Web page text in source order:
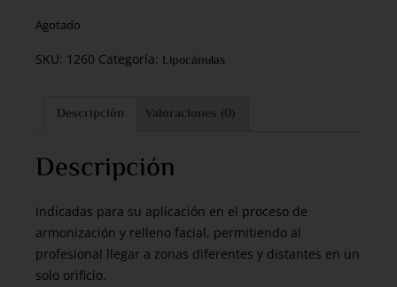
Agotado
SKU: 1260 Categoría: Lipocánulas
Descripción Valoraciones (0)
Descripción
Indicadas para su aplicación en el proceso de
armonización y relleno facial, permitiendo al
profesional llegar a zonas diferentes y distantes en un
solo orificio.